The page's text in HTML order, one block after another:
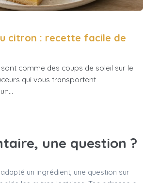
citron : recette facile de
comme des coups de soleil sur le
qui vous transportent
une question ?
un ingrédient, une question sur